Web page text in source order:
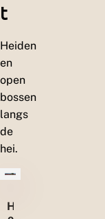
t
Heiden
en
open
bossen
langs
de
hei.
H